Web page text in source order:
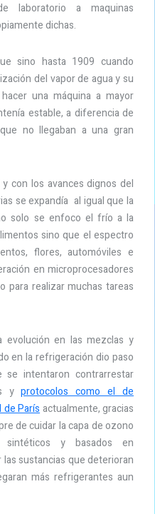
laboratorio a maquinas
dichas.
sino hasta 1909 cuando
del vapor de agua y su
una máquina a mayor
estable, a diferencia de
no llegaban a una gran
con los avances dignos del
se expandía al igual que la
solo se enfoco el frío a la
sino que el espectro
flores, automóviles e
en microprocesadores
para realizar muchas tareas
evolución en las mezclas y
en la refrigeración dio paso
se intentaron contrarrestar
yprotocolos como el de
París actualmente, gracias
de cuidar la capa de ozono
sintéticos y basados en
sustancias que deterioran
más refrigerantes aun